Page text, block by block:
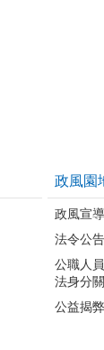
政風園
政風宣導
法令公告
公職人
法身分
公益揭